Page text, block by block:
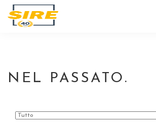
NEL PASSATO.